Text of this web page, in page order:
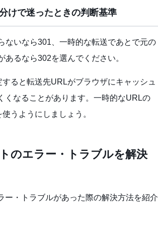
けで迷ったときの判断基準
ないなら301、一時的な転送であとで元の
あるなら302を選んでください。
ると転送先URLがブラウザにキャッシュ
くなることがあります。一時的なURLの
うようにしましょう。
のエラー・トラブルを解決
ー・トラブルがあった際の解決方法を紹介